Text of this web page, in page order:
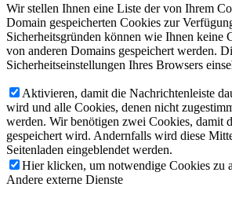
Wir stellen Ihnen eine Liste der von Ihrem
Domain gespeicherten Cookies zur
Sicherheitsgründen können wie Ihnen keine
von anderen Domains gespeichert werden.
Sicherheitseinstellungen Ihres Browsers
Aktivieren, damit die Nachrichtenleiste
wird und alle Cookies, denen nicht
werden. Wir benötigen zwei Cookies, damit
gespeichert wird. Andernfalls wird diese
Seitenladen eingeblendet werden.
Hier klicken, um notwendige Cookies zu
Andere externe Dienste